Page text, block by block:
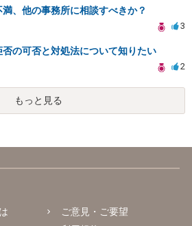
、他の事務所に相談すべきか？
3
の可否と対処法について知りたい
2
もっと見る
ご意見・ご要望